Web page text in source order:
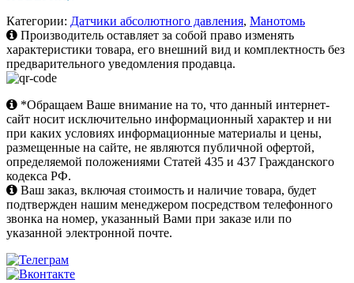
Категории: Датчики абсолютного давления, Манотомь
Производитель оставляет за собой право изменять
характеристики товара, его внешний вид и комплектность без
предварительного уведомления продавца.
*Обращаем Ваше внимание на то, что данный интернет-
сайт носит исключительно информационный характер и ни
при каких условиях информационные материалы и цены,
размещенные на сайте, не являются публичной офертой,
определяемой положениями Статей 435 и 437 Гражданского
кодекса РФ.
Ваш заказ, включая стоимость и наличие товара, будет
подтвержден нашим менеджером посредством телефонного
звонка на номер, указанный Вами при заказе или по
указанной электронной почте.